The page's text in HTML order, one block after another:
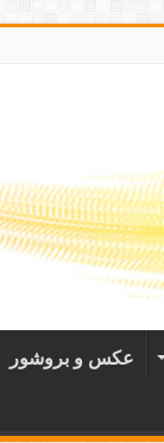
عکس و بروشور